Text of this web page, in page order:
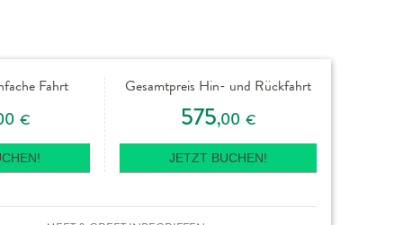
Fahrt
€
Gesamtpreis Hin- und Rückfahrt
575,00 €
JETZT BUCHEN!